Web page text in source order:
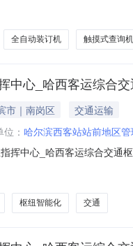
交结果采购项目成交供应
全自动装订机 触摸式查询机
中心_哈西客运综合
市｜南岗区
交通运输
： 哈尔滨西客站站前地区
挥中心_哈西客运综合交通
合交通枢纽智能化系统监控
枢纽智能化 交通